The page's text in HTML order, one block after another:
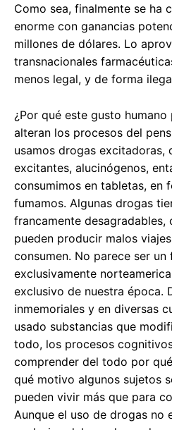
Como sea, finalmente se ha
enorme con ganancias
millones de dólares. Lo
transnacionales
menos legal, y de forma
¿Por qué este gusto
alteran los procesos del
usamos drogas excitadoras,
excitantes, alucinógenos,
consumimos en tabletas, en
fumamos. Algunas drogas
francamente desagradables,
pueden producir malos
consumen. No parece ser un
exclusivamente
exclusivo de nuestra época.
inmemoriales y en diversas
usado substancias que
todo, los procesos
comprender del todo por
qué motivo algunos sujetos
pueden vivir más que para
Aunque el uso de drogas no